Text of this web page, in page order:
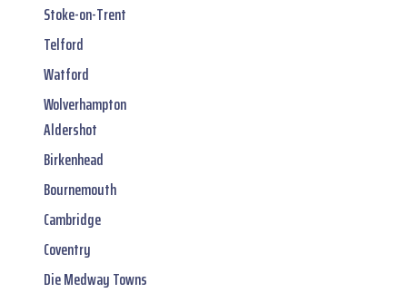
Stoke-on-Trent
Telford
Watford
Wolverhampton
Aldershot
Birkenhead
Bournemouth
Cambridge
Coventry
Die Medway Towns